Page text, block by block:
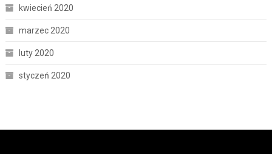
kwiecień 2020
marzec 2020
luty 2020
styczeń 2020